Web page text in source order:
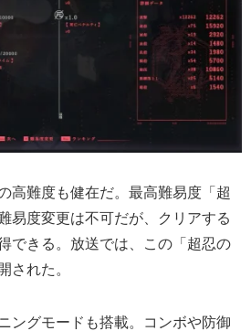
高難度も健在だ。最高難易度「超
易度変更は不可だが、クリアする
できる。放送では、この「超忍の
された。
ングモードも搭載。コンボや防御